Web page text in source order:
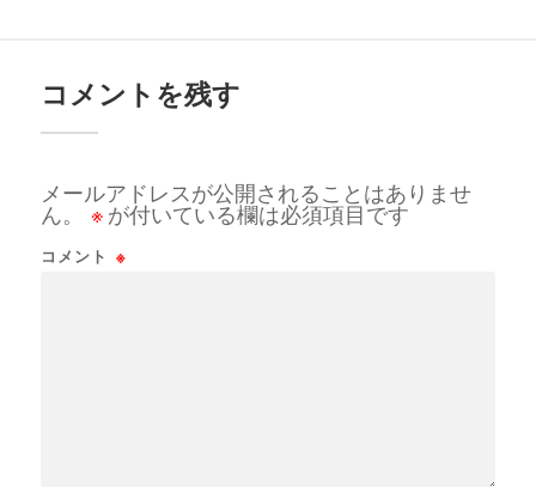
コメントを残す
メールアドレスが公開されることはありませ
ん。
※ が付いている欄は必須項目です
コメント ※